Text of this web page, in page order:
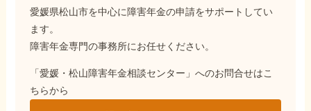
愛媛県松山市を中心に障害年金の申請をサポートしてい
ます。
障害年金専門の事務所にお任せください。
「愛媛・松山障害年金相談センター」へのお問合せはこ
ちらから